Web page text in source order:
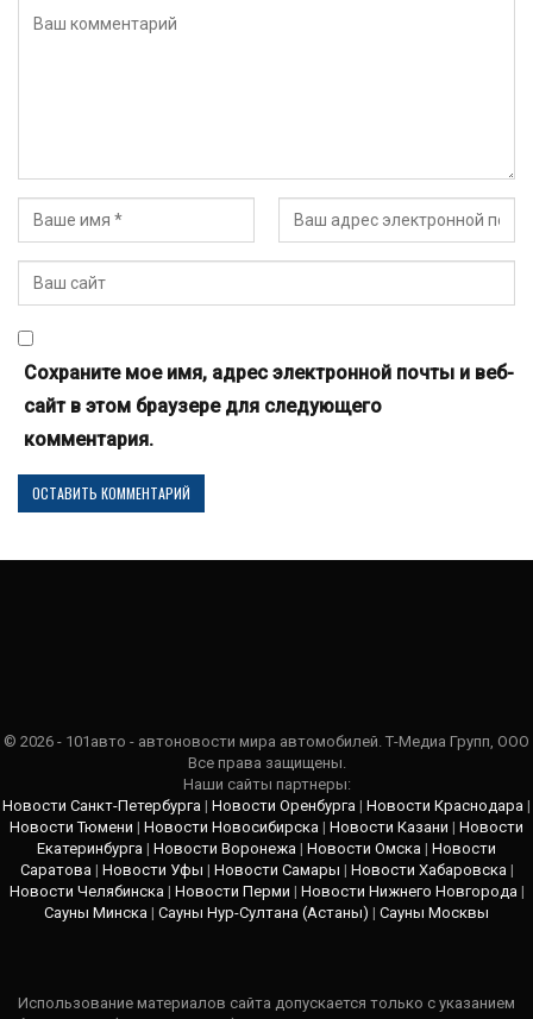
Сохраните мое имя, адрес электронной почты и веб-
сайт в этом браузере для следующего
комментария.
© 2026 - 101авто - автоновости мира автомобилей. Т-Медиа Групп, ООО
Все права защищены.
Наши сайты партнеры:
Новости Санкт-Петербурга | Новости Оренбурга | Новости Краснодара |
Новости Тюмени | Новости Новосибирска | Новости Казани | Новости
Екатеринбурга | Новости Воронежа | Новости Омска | Новости
Саратова | Новости Уфы | Новости Самары | Новости Хабаровска |
Новости Челябинска | Новости Перми | Новости Нижнего Новгорода |
Сауны Минска | Сауны Нур-Султана (Астаны) | Сауны Москвы
Использование материалов сайта допускается только с указанием